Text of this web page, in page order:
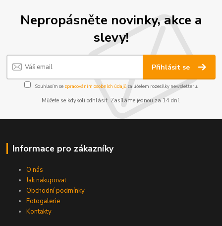
Nepropásněte novinky, akce a
slevy!
Přihlásit se
Souhlasím se zpracováním osobních údajůza účelem rozesílky newsletteru.
Můžete se kdykoli odhlásit. Zasíláme jednou za 14 dní.
Informace pro zákazníky
O nás
Jak nakupovat
Obchodní podmínky
Fotogalerie
Kontakty